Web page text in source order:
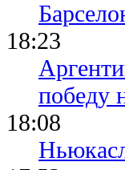
18:23
победу
18:08